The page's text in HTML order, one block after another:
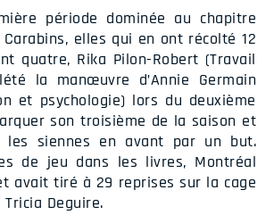
période dominée au chapitre
elles qui en ont récolté 12
quatre, Rika Pilon-Robert (Travail
la manœuvre d’Annie Germain
et psychologie) lors du deuxième
son troisième de la saison et
les siennes en avant par un but.
de jeu dans les livres, Montréal
avait tiré à 29 reprises sur la cage
Deguire.